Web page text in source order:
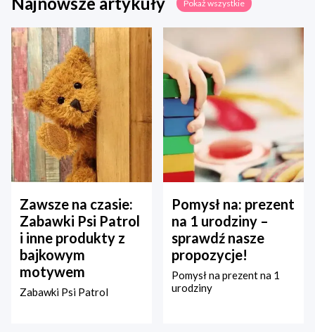
Pokaż wszystkie
Zawsze na czasie:
Zabawki Psi Patrol
i inne produkty z
bajkowym
motywem
Zabawki Psi Patrol
Pomysł na: prezent
na 1 urodziny –
sprawdź nasze
propozycje!
Pomysł na prezent na 1
urodziny